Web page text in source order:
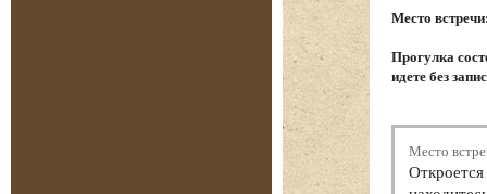
Место
Прогулка
идете без
Место